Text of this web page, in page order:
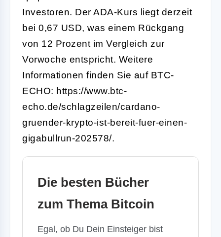
Investoren. Der ADA-Kurs liegt derzeit
bei 0,67 USD, was einem Rückgang
von 12 Prozent im Vergleich zur
Vorwoche entspricht. Weitere
Informationen finden Sie auf BTC-
ECHO: https://www.btc-
echo.de/schlagzeilen/cardano-
gruender-krypto-ist-bereit-fuer-einen-
gigabullrun-202578/.
Die besten Bücher
zum Thema Bitcoin
Egal, ob Du Dein Einsteiger bist